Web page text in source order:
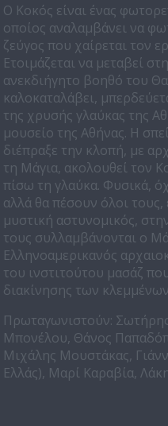
Ο Κοκός είναι ένας
οποίος αναλαμβάνει να
ζεύγος που χαίρεται τον
Ετοιμάζεται να μεταβεί
ανεκδιήγητο βοηθό του
καλοκαταλάβει,
της χρυσής γλαύκας της
μουσείο της Αθήνας. Η
διέπραξε την κλοπή, με
τη Μάγια, ακολουθεί τον
πίσω τη γλαύκα. Φυσικά,
αλλά θα πέσουν όλοι τους,
μυστική αστυνομικός,
τους συλλαμβάνονται ο
Ελληνοαμερικανός
του ινστιτούτου μασάζ
διακίνησης των
Πρωταγωνιστούν:
Μπονέλου, Θάνος
Μιχάλης Μουστάκας,
Ελλάς), Μαρί Καραβία,